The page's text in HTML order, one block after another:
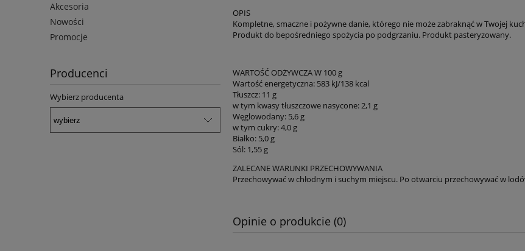
Akcesoria
Nowości
Promocje
Producenci
Wybierz producenta
OPIS
Kompletne, smaczne i pożywne danie, którego nie może zabraknąć w Twojej
Produkt do bepośredniego spożycia po podgrzaniu. Produkt pasteryzowany.
WARTOŚĆ ODŻYWCZA W 100 g
Wartość energetyczna: 583 kJ/138 kcal
Tłuszcz: 11 g
w tym kwasy tłuszczowe nasycone: 2,1 g
Węglowodany: 5,6 g
w tym cukry: 4,0 g
Białko: 5,0 g
Sól: 1,55 g
ZALECANE WARUNKI PRZECHOWYWANIA
Przechowywać w chłodnym i suchym miejscu. Po otwarciu przechowywać w
Opinie o produkcie (0)